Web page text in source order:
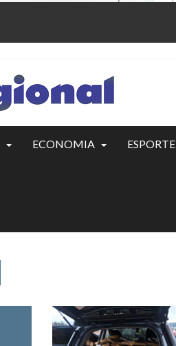
ECONOMIA ESPORTE